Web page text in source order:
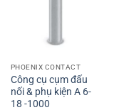
PHOENIX CONTACT
Công cụ cụm đấu
nối & phụ kiện A 6-
18 -1000